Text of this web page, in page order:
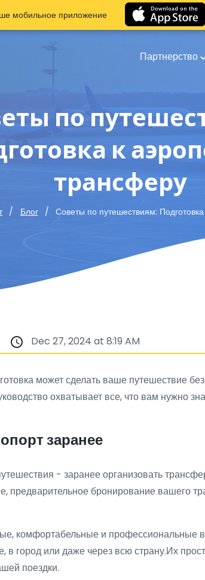
Партнерство
по
к
трансферу
Блог Советы по путешествиям:
мобильное приложение
Dec 27, 2024 at 8:19 AM
может сделать ваше путешествие
охватывает все, что вам нужно
заранее
- заранее организовать
предварительное бронирование вашего
комфортабельные и профессиональные
в город или даже через всю страну.Их
поездки.